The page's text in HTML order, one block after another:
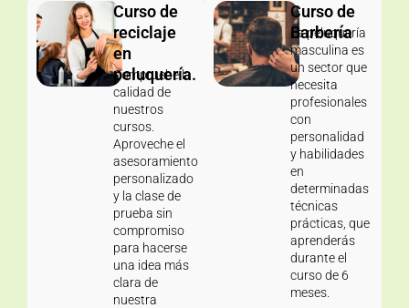
Curso de
reciclaje
en
peluquería.
Compruebe la
calidad de
nuestros
cursos.
Aproveche el
asesoramiento
personalizado
y la clase de
prueba sin
compromiso
para hacerse
una idea más
clara de
nuestra
Curso de
Barbería
La peluquería
masculina es
un sector que
necesita
profesionales
con
personalidad
y habilidades
en
determinadas
técnicas
prácticas, que
aprenderás
durante el
curso de 6
meses.